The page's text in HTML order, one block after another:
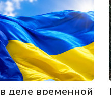
деле временной